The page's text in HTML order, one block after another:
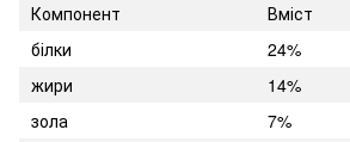
Компонент
Вміст
білки
24%
жири
14%
зола
7%